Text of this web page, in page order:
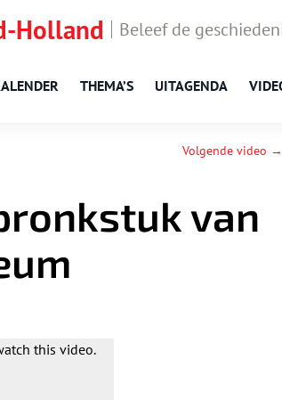
Holland Beleef de
THEMA’S UITAGENDA
Volgende video →
van
this video.